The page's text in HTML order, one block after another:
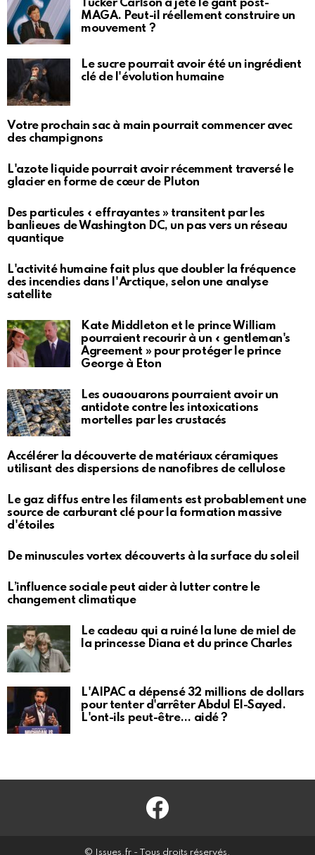
Tucker Carlson a jeté le gant post-
MAGA. Peut-il réellement construire un
mouvement ?
Le sucre pourrait avoir été un ingrédient
clé de l'évolution humaine
Votre prochain sac à main pourrait commencer avec
des champignons
L'azote liquide pourrait avoir récemment traversé le
glacier en forme de cœur de Pluton
Des particules « effrayantes » transitent par les
banlieues de Washington DC, un pas vers un réseau
quantique
L'activité humaine fait plus que doubler la fréquence
des incendies dans l'Arctique, selon une analyse
satellite
Kate Middleton et le prince William
pourraient recourir à un « gentleman's
Agreement » pour protéger le prince
George à Eton
Les ouaouarons pourraient avoir un
antidote contre les intoxications
mortelles par les crustacés
Accélérer la découverte de matériaux céramiques
utilisant des dispersions de nanofibres de cellulose
Le gaz diffus entre les filaments est probablement une
source de carburant clé pour la formation massive
d'étoiles
De minuscules vortex découverts à la surface du soleil
L’influence sociale peut aider à lutter contre le
changement climatique
Le cadeau qui a ruiné la lune de miel de
la princesse Diana et du prince Charles
L'AIPAC a dépensé 32 millions de dollars
pour tenter d'arrêter Abdul El-Sayed.
L'ont-ils peut-être… aidé ?
Facebook
© Issues.fr - Tous droits réservés.